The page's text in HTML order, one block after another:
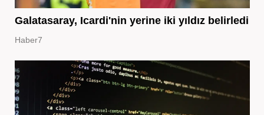
Galatasaray, Icardi'nin yerine iki yıldız belirledi
Haber7